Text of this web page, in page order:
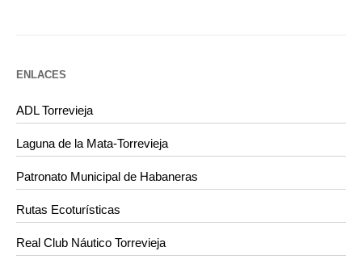
ENLACES
ADL Torrevieja
Laguna de la Mata-Torrevieja
Patronato Municipal de Habaneras
Rutas Ecoturísticas
Real Club Náutico Torrevieja